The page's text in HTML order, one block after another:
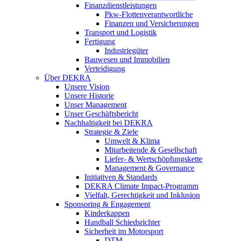
Finanzdienstleistungen
Pkw‑Flottenverantwortliche
Finanzen und Versicherungen
Transport und Logistik
Fertigung
Industriegüter
Bauwesen und Immobilien
Verteidigung
Über DEKRA
Unsere Vision
Unsere Historie
Unser Management
Unser Geschäftsbericht
Nachhaltigkeit bei DEKRA
Strategie & Ziele
Umwelt & Klima
Mitarbeitende & Gesellschaft
Liefer- & Wertschöpfungskette
Management & Governance
Initiativen & Standards
DEKRA Climate Impact-Programm
Vielfalt, Gerechtigkeit und Inklusion​
Sponsoring & Engagement
Kinderkappen
Handball Schiedsrichter
Sicherheit im Motorsport